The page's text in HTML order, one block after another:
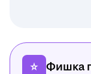
star_rate Фишка